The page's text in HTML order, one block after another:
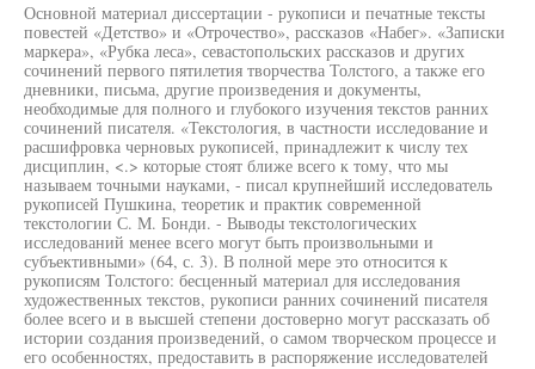
Основной материал диссертации - рукописи и печатные тексты
повестей «Детство» и «Отрочество», рассказов «Набег». «Записки
маркера», «Рубка леса», севастопольских рассказов и других
сочинений первого пятилетия творчества Толстого, а также его
дневники, письма, другие произведения и документы,
необходимые для полного и глубокого изучения текстов ранних
сочинений писателя. «Текстология, в частности исследование и
расшифровка черновых рукописей, принадлежит к числу тех
дисциплин, <.> которые стоят ближе всего к тому, что мы
называем точными науками, - писал крупнейший исследователь
рукописей Пушкина, теоретик и практик современной
текстологии С. М. Бонди. - Выводы текстологических
исследований менее всего могут быть произвольными и
субъективными» (64, с. 3). В полной мере это относится к
рукописям Толстого: бесценный материал для исследования
художественных текстов, рукописи ранних сочинений писателя
более всего и в высшей степени достоверно могут рассказать об
истории создания произведений, о самом творческом процессе и
его особенностях, предоставить в распоряжение исследователей